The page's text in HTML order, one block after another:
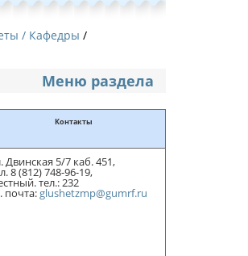
/ Кафедры
Меню раздела
Контакты
Двинская 5/7 каб. 451,
8 (812) 748-96-19,
тел.: 232
почта: glushetzmp@gumrf.ru